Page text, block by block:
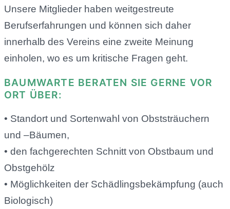
Unsere Mitglieder haben weitgestreute
Berufserfahrungen und können sich daher
innerhalb des Vereins eine zweite Meinung
einholen, wo es um kritische Fragen geht.
BAUMWARTE BERATEN SIE GERNE VOR
ORT ÜBER:
• Standort und Sortenwahl von Obststräuchern
und –Bäumen,
• den fachgerechten Schnitt von Obstbaum und
Obstgehölz
• Möglichkeiten der Schädlingsbekämpfung (auch
Biologisch)